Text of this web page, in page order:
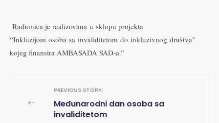
Radionica je realizovana u sklopu projekta
“Inkluzijom osoba sa invaliditetom do inkluzivnog društva”
kojeg finansira AMBASADA SAD-a.”
←
PREVIOUS STORY:
Međunarodni dan osoba sa
invaliditetom